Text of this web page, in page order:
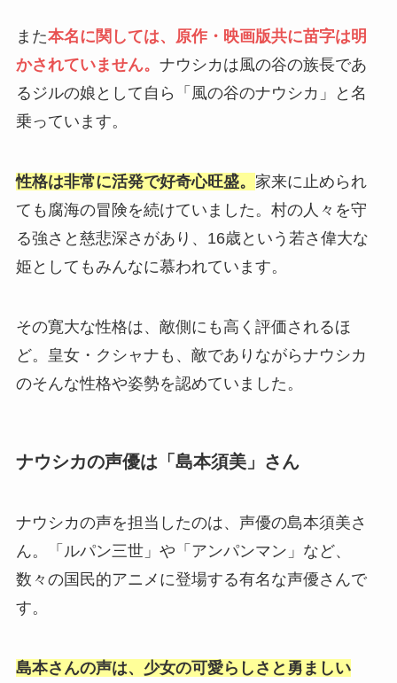
また本名に関しては、原作・映画版共に苗字は明
かされていません。 ナウシカは風の谷の族長であ
るジルの娘として自ら「風の谷のナウシカ」と名
乗っています。
性格は非常に活発で好奇心旺盛。 家来に止められ
ても腐海の冒険を続けていました。村の人々を守
る強さと慈悲深さがあり、16歳という若さ偉大な
姫としてもみんなに慕われています。
その寛大な性格は、敵側にも高く評価されるほ
ど。皇女・クシャナも、敵でありながらナウシカ
のそんな性格や姿勢を認めていました。
ナウシカの声優は「島本須美」さん
ナウシカの声を担当したのは、声優の島本須美さ
ん。「ルパン三世」や「アンパンマン」など、
数々の国民的アニメに登場する有名な声優さんで
す。
島本さんの声は、少女の可愛らしさと勇ましい